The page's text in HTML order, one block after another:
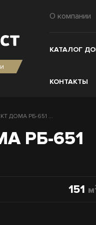
О компании
КАТАЛОГ
КОНТАКТЫ
ДОМА РБ-651 ...
РБ-651
151 м